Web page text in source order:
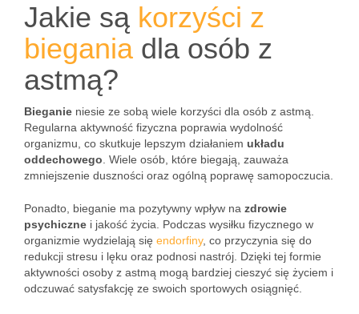
Jakie są korzyści z
biegania dla osób z
astmą?
Bieganie niesie ze sobą wiele korzyści dla osób z astmą.
Regularna aktywność fizyczna poprawia wydolność
organizmu, co skutkuje lepszym działaniem układu
oddechowego . Wiele osób, które biegają, zauważa
zmniejszenie duszności oraz ogólną poprawę samopoczucia.
Ponadto, bieganie ma pozytywny wpływ na zdrowie
psychiczne i jakość życia. Podczas wysiłku fizycznego w
organizmie wydzielają się endorfiny, co przyczynia się do
redukcji stresu i lęku oraz podnosi nastrój. Dzięki tej formie
aktywności osoby z astmą mogą bardziej cieszyć się życiem i
odczuwać satysfakcję ze swoich sportowych osiągnięć.